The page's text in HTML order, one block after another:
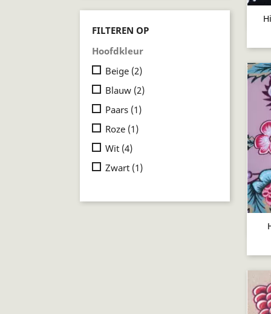
FILTEREN OP
Hoofdkleur
Beige (2)
Blauw (2)
Paars (1)
Roze (1)
Wit (4)
Zwart (1)